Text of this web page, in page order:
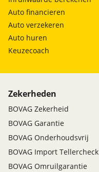
Auto financieren
Auto verzekeren
Auto huren
Keuzecoach
Zekerheden
BOVAG Zekerheid
BOVAG Garantie
BOVAG Onderhoudsvrij
BOVAG Import Tellercheck
BOVAG Omruilgarantie